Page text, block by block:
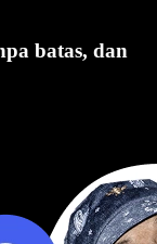
batas, dan